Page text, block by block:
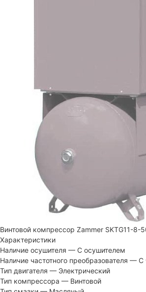
Винтовой компрессор Zammer SKTG11-8-
Характеристики
Наличие осушителя — С осушителем
Наличие частотного преобразователя — С
Тип двигателя — Электрический
Тип компрессора — Винтовой